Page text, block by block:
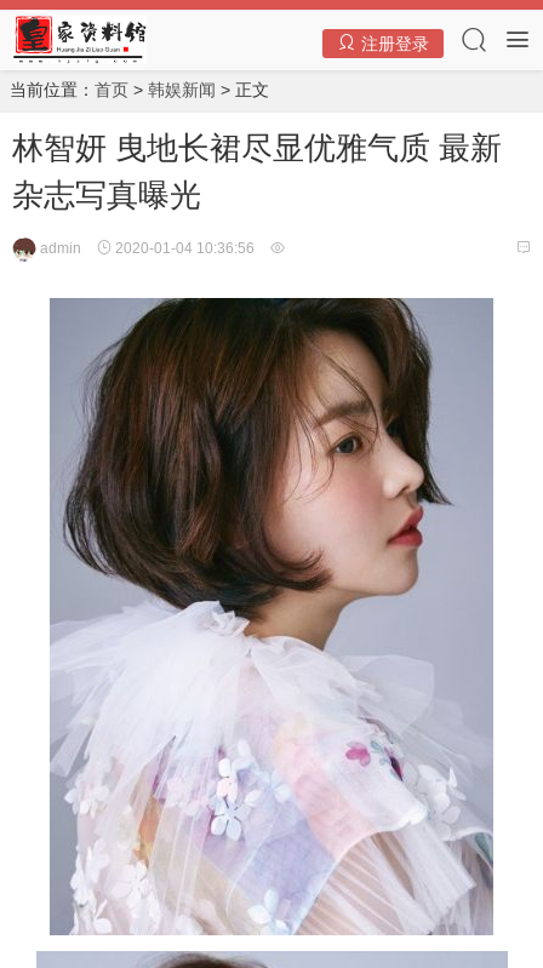
注册登录
当前位置： 首页 > 韩娱新闻 > 正文
林智妍 曳地长裙尽显优雅气质 最新
杂志写真曝光
admin 2020-01-04 10:36:56